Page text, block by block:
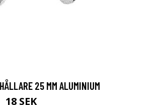
25 MM ALUMINIUM
18 SEK